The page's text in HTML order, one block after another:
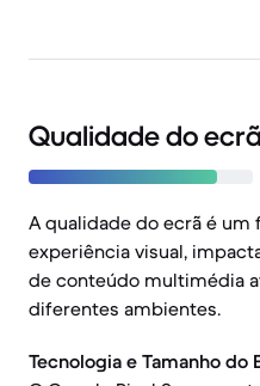
Qualidade do ecrã
A qualidade do ecrã é
experiência visual,
de conteúdo multimédia
diferentes ambientes.
Tecnologia e Tamanho do